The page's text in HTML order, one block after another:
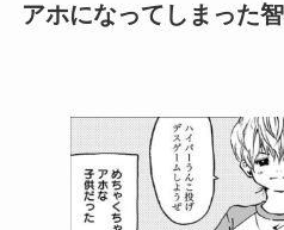
アホになってしまった